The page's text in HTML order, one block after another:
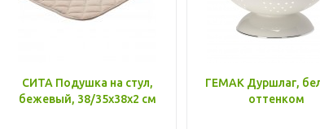
СИТА Подушка на стул,
бежевый, 38/35x38x2 см
ГЕМАК Дуршлаг,
оттенком